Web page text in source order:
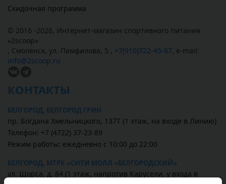
Скидочная программа
© 2016 -2026, Интернет-магазин спортивного питания
«2scoop»
, Смоленск, ул. Памфилова, 5 , +7(910)722-45-67, e-mail:
info@2scoop.ru
КОНТАКТЫ
БЕЛГОРОД, БЕЛГОРОД ГРИН
пр. Богдана Хмельницкого, 137Т (1 этаж, на входе в Линию)
Телефон: +7 (4722) 37-23-89
Режим работы: ежедневно с 10:00 до 22:00
БЕЛГОРОД, МТРК «СИТИ МОЛЛ «БЕЛГОРОДСКИЙ»
ул. Щорса, д. 64 (1 этаж, напротив Карусели, у входа в